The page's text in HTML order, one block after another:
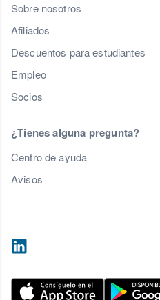
Sobre nosotros
Afiliados
Descuentos para estudiantes
Empleo
Socios
¿Tienes alguna pregunta?
Centro de ayuda
Avisos